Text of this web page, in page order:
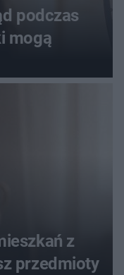
podczas
mogą
z
przedmioty